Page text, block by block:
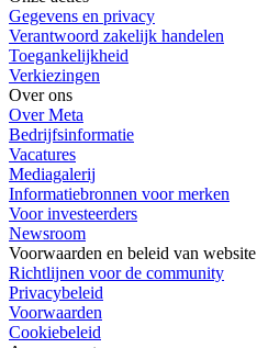
Gegevens en privacy
Verantwoord zakelijk handelen
Toegankelijkheid
Verkiezingen
Over ons
Over Meta
Bedrijfsinformatie
Vacatures
Mediagalerij
Informatiebronnen voor merken
Voor investeerders
Newsroom
Voorwaarden en beleid van website
Richtlijnen voor de community
Privacybeleid
Voorwaarden
Cookiebeleid